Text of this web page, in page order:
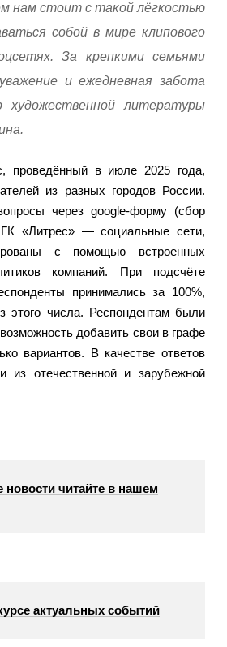
нам стоит с такой лёгкостью
собой в мире клипового
За крепкими семьями
и ежедневная забота
литературы
проведённый в июле 2025 года,
из разных городов России.
через google-форму (сбор
«Литрес» — социальные сети,
с помощью встроенных
компаний. При подсчёте
принимались за 100%,
этого числа. Респондентам были
добавить свои в графе
вариантов. В качестве ответов
отечественной и зарубежной
читайте в нашем
актуальных событий